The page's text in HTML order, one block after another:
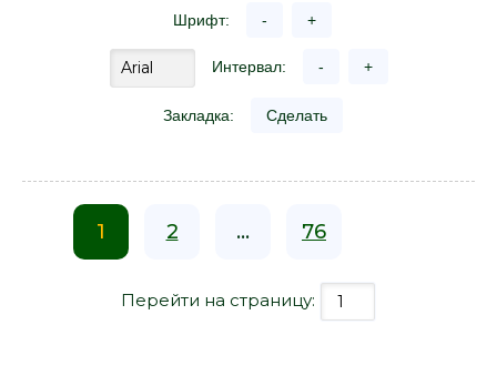
Шрифт: - +
Интервал: - +
Закладка: Сделать
1 2 ... 76
Перейти на страницу: